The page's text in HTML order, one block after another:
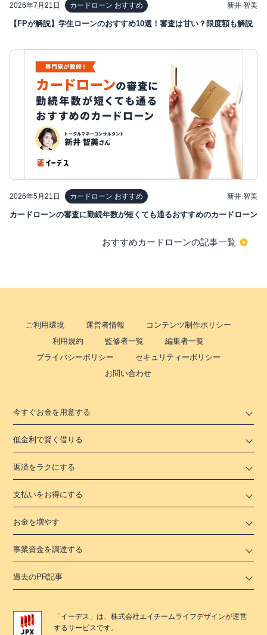
2026年7月21日 カードローン おすすめ 新井 智美
【FPが解説】学生ローンのおすすめ10選！審査は甘い？限度額も解説
2026年5月21日 カードローン おすすめ 新井 智美
カードローンの審査に勤続年数が短くても通るおすすめのカードローン
おすすめカードローンの記事一覧
ご利用環境 運営者情報
コンテンツ制作ポリシー
利用規約
監修者一覧
編集者一覧
プライバシーポリシー
セキュリティーポリシー
お問い合わせ
今すぐお金を用意する
低金利で賢く借りる
返済をラクにする
支払いをお得にする
お金を増やす
事業資金を調達する
過去のPR記事
「 イーデス 」は、株式会社エイチームライフデザインが運営
するサービスです。